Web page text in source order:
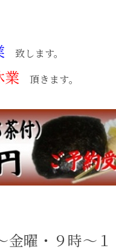
致します。
業 頂きます。
金曜・９時～